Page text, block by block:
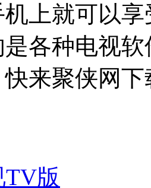
上就可以
各种电视
来聚侠网下
版